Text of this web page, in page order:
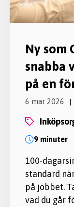
Ny som
snabba
på en
6 mar 2026 |
9 minuter
100-
standard
på jobbet.
vad du går